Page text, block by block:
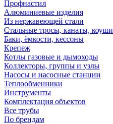
Профнастил
Алюминиевые изделия
Из нержавеющей стали
Стальные тросы, канаты, коуши
Баки, ёмкости, кессоны
Крепеж
Котлы газовые и дымоходы
Коллекторы, группы и узлы
Насосы и насосные станции
Теплообменники
Инструменты
Комплектация объектов
Все трубы
По брендам